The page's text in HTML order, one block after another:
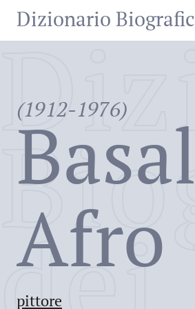
Dizionario
(1912-1976)
Afro
pittore